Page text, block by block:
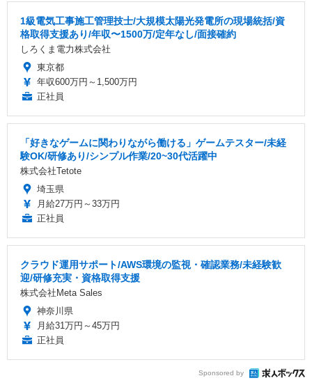
1級電気工事施工管理技士/大規模太陽光発電所の現場統括/資
格取得支援あり/年収〜1500万/定年なし/面接確約
しろくま電力株式会社
東京都
年収600万円～1,500万円
正社員
「好きなゲームに関わりながら働ける」ゲームテスター/未経
験OK/研修あり/シンプル作業/20~30代活躍中
株式会社Tetote
埼玉県
月給27万円～33万円
正社員
クラウド運用サポート/AWS環境の監視・確認業務/未経験歓
迎/研修充実・資格取得支援
株式会社Meta Sales
神奈川県
月給31万円～45万円
正社員
Sponsored by